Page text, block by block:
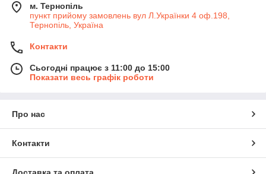
м. Тернопіль
пункт прийому замовлень вул Л.Українки 4 оф.198,
Тернопіль, Україна
Контакти
Сьогодні працює з 11:00 до 15:00
Показати весь графік роботи
Про нас
Контакти